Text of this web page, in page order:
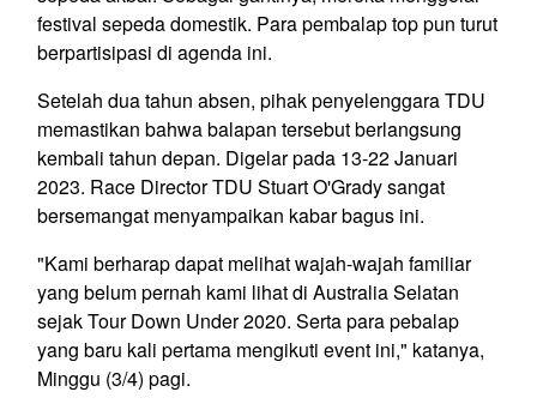
festival sepeda domestik. Para pembalap top pun turut
berpartisipasi di agenda ini.
Setelah dua tahun absen, pihak penyelenggara TDU
memastikan bahwa balapan tersebut berlangsung
kembali tahun depan. Digelar pada 13-22 Januari
2023. Race Director TDU Stuart O'Grady sangat
bersemangat menyampaikan kabar bagus ini.
"Kami berharap dapat melihat wajah-wajah familiar
yang belum pernah kami lihat di Australia Selatan
sejak Tour Down Under 2020. Serta para pebalap
yang baru kali pertama mengikuti event ini," katanya,
Minggu (3/4) pagi.